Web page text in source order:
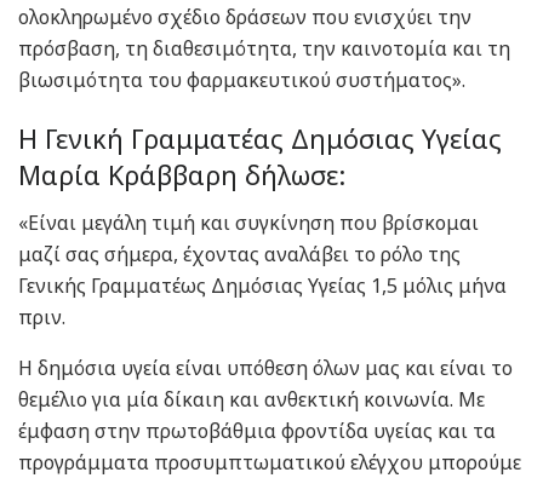
ολοκληρωμένο σχέδιο δράσεων που ενισχύει την
πρόσβαση, τη διαθεσιμότητα, την καινοτομία και τη
βιωσιμότητα του φαρμακευτικού συστήματος».
Η Γενική Γραμματέας Δημόσιας Υγείας
Μαρία Κράββαρη δήλωσε:
«Είναι μεγάλη τιμή και συγκίνηση που βρίσκομαι
μαζί σας σήμερα, έχοντας αναλάβει το ρόλο της
Γενικής Γραμματέως Δημόσιας Υγείας 1,5 μόλις μήνα
πριν.
Η δημόσια υγεία είναι υπόθεση όλων μας και είναι το
θεμέλιο για μία δίκαιη και ανθεκτική κοινωνία. Με
έμφαση στην πρωτοβάθμια φροντίδα υγείας και τα
προγράμματα προσυμπτωματικού ελέγχου μπορούμε